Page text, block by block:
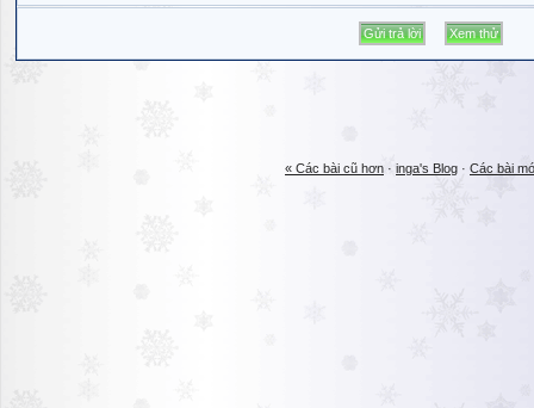
« Các bài cũ hơn · inga's Blog · Các bài